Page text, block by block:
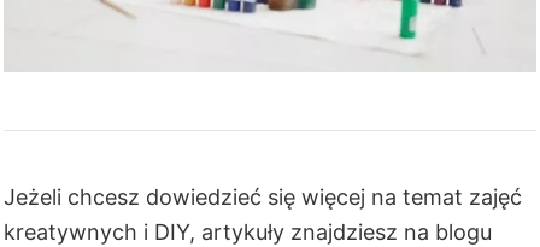
Jeżeli chcesz dowiedzieć się więcej na temat zajęć
kreatywnych i DIY, artykuły znajdziesz na blogu